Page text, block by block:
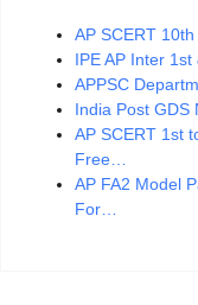
AP SCERT
IPE AP Inter
APPSC
India Post
AP SCERT 1st
Free…
AP FA2 Model
For…